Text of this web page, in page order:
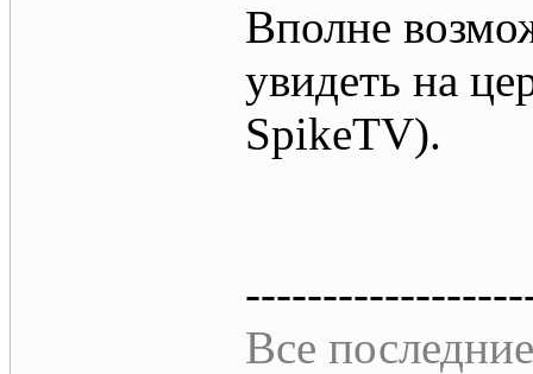
Вполне
увидеть на
SpikeTV).
Все